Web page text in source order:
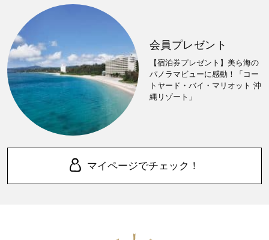
会員プレゼント
【宿泊券プレゼント】美ら海の
パノラマビューに感動！「コー
トヤード・バイ・マリオット 沖
縄リゾート」
マイページでチェック！